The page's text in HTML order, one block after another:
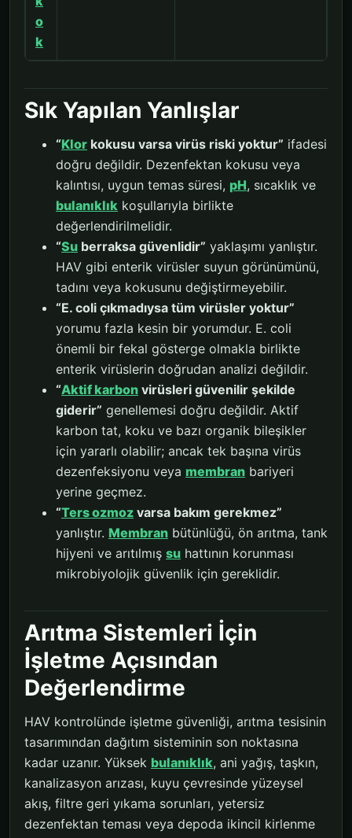
o
k
Sık Yapılan Yanlışlar
“Klor kokusu varsa virüs riski yoktur” ifadesi
doğru değildir. Dezenfektan kokusu veya
kalıntısı, uygun temas süresi, pH, sıcaklık ve
bulanıklık koşullarıyla birlikte
değerlendirilmelidir.
“Su berraksa güvenlidir” yaklaşımı yanlıştır.
HAV gibi enterik virüsler suyun görünümünü,
tadını veya kokusunu değiştirmeyebilir.
“E. coli çıkmadıysa tüm virüsler yoktur”
yorumu fazla kesin bir yorumdur. E. coli
önemli bir fekal gösterge olmakla birlikte
enterik virüslerin doğrudan analizi değildir.
“Aktif karbon virüsleri güvenilir şekilde
giderir” genellemesi doğru değildir. Aktif
karbon tat, koku ve bazı organik bileşikler
için yararlı olabilir; ancak tek başına virüs
dezenfeksiyonu veya membran bariyeri
yerine geçmez.
“Ters ozmoz varsa bakım gerekmez”
yanlıştır. Membran bütünlüğü, ön arıtma, tank
hijyeni ve arıtılmış su hattının korunması
mikrobiyolojik güvenlik için gereklidir.
Arıtma Sistemleri İçin
İşletme Açısından
Değerlendirme
HAV kontrolünde işletme güvenliği, arıtma tesisinin
tasarımından dağıtım sisteminin son noktasına
kadar uzanır. Yüksek bulanıklık, ani yağış, taşkın,
kanalizasyon arızası, kuyu çevresinde yüzeysel
akış, filtre geri yıkama sorunları, yetersiz
dezenfektan teması veya depoda ikincil kirlenme